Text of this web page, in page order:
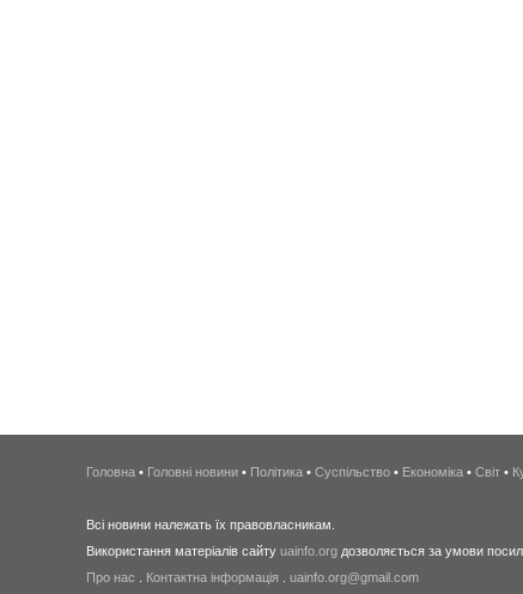
Головна • Головні новини • Політика • Суспільство • Економіка • Світ •
Всі новини належать їх правовласникам.
Використання матеріалів сайту uainfo.org дозволяється за умови
Про нас
Контактна інформація uainfo.org@gmail.com